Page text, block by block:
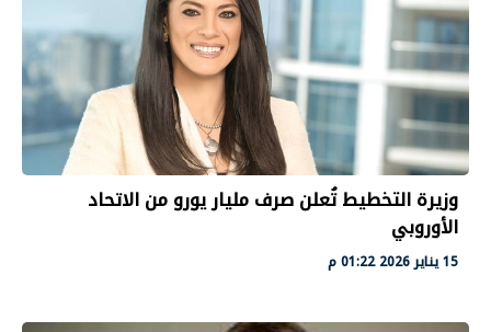
وزيرة التخطيط تُعلن صرف مليار يورو من الاتحاد
الأوروبي
15 يناير 2026 01:22 م